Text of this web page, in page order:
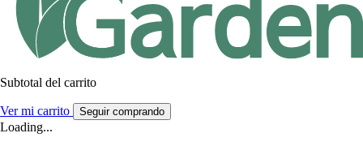
Subtotal del carrito
Ver mi carrito Seguir comprando
Loading...